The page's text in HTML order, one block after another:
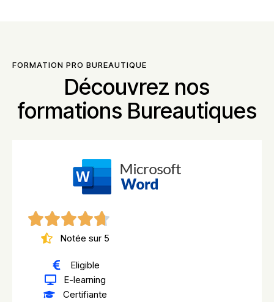
FORMATION PRO BUREAUTIQUE
Découvrez nos
formations Bureautiques
Notée sur 5
Eligible
E-learning
Certifiante